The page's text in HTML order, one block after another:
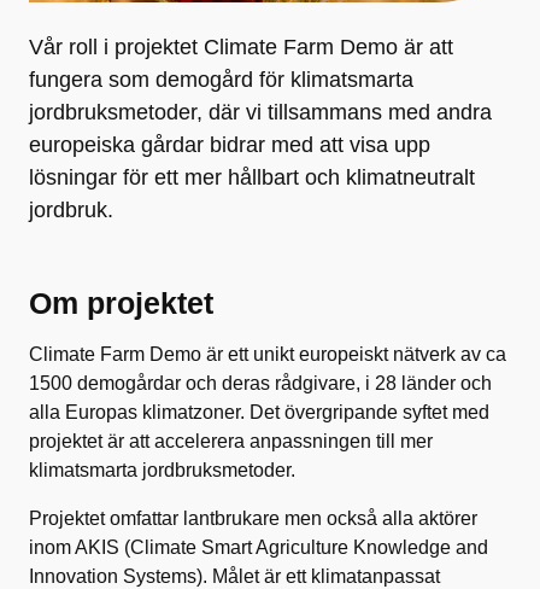
Vår roll i projektet Climate Farm Demo är att
fungera som demogård för klimatsmarta
jordbruksmetoder, där vi tillsammans med andra
europeiska gårdar bidrar med att visa upp
lösningar för ett mer hållbart och klimatneutralt
jordbruk.
Om projektet
Climate Farm Demo är ett unikt europeiskt nätverk av ca
1500 demogårdar och deras rådgivare, i 28 länder och
alla Europas klimatzoner. Det övergripande syftet med
projektet är att accelerera anpassningen till mer
klimatsmarta jordbruksmetoder.
Projektet omfattar lantbrukare men också alla aktörer
inom AKIS (Climate Smart Agriculture Knowledge and
Innovation Systems). Målet är ett klimatanpassat